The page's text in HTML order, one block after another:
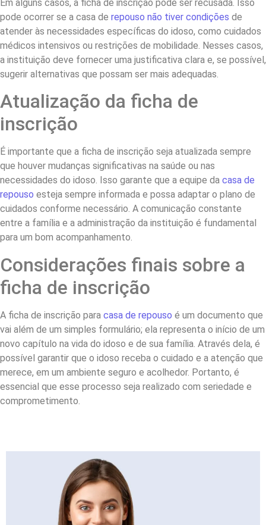
Em alguns casos, a ficha de inscrição pode ser recusada. Isso
pode ocorrer se a casa de repouso não tiver condições de
atender às necessidades específicas do idoso, como cuidados
médicos intensivos ou restrições de mobilidade. Nesses casos,
a instituição deve fornecer uma justificativa clara e, se possível,
sugerir alternativas que possam ser mais adequadas.
Atualização da ficha de
inscrição
É importante que a ficha de inscrição seja atualizada sempre
que houver mudanças significativas na saúde ou nas
necessidades do idoso. Isso garante que a equipe da casa de
repouso esteja sempre informada e possa adaptar o plano de
cuidados conforme necessário. A comunicação constante
entre a família e a administração da instituição é fundamental
para um bom acompanhamento.
Considerações finais sobre a
ficha de inscrição
A ficha de inscrição para casa de repouso é um documento que
vai além de um simples formulário; ela representa o início de um
novo capítulo na vida do idoso e de sua família. Através dela, é
possível garantir que o idoso receba o cuidado e a atenção que
merece, em um ambiente seguro e acolhedor. Portanto, é
essencial que esse processo seja realizado com seriedade e
comprometimento.